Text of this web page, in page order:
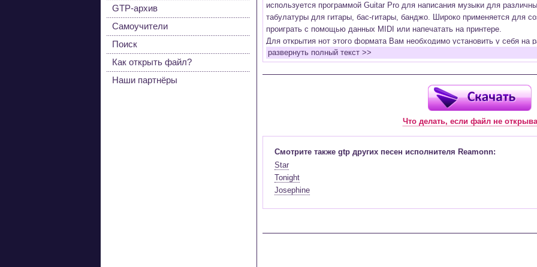
используется программой Guitar Pro для написания музыки для
табулатуры для гитары, бас-гитары, банджо. Широко применяется для
проиграть с помощью данных MIDI или напечатать на принтере.
Для открытия нот этого формата Вам необходимо установить у себя на
(желательно, последней версии). Скачать её можно с официального
бесплатную версию на руском языке (Найти).
Запись музыкальных произведений для гитары, бас-гитары, банджо и
в виде табулатур или нотной графики (при создании табулатуры
Создание произведений для духовых, струнных, клавишных и других
Создание партий для барабанов и перкуссии;
Интеграция текста песен в ноты и привязка его к нотам дорожек с
Встроенный определитель и визуализатор аккордов для гитары;
Экспортирование музыкальных партитур в MIDI, ASCII, MusicXML, WAV,
к печати;
Импортирование из MIDI, ASCII,MusicXML, Power Tab (.ptb), TablEdit (.tef)
ноты, проигрываемые в текущий момент. Удобное создание и
развернуть полный текст >>
Что делать, если файл не
Смотрите также gtp других песен исполнителя Reamonn:
Star
Tonight
Josephine
GTP-архив
Самоучители
Поиск
Как открыть файл?
Наши партнёры